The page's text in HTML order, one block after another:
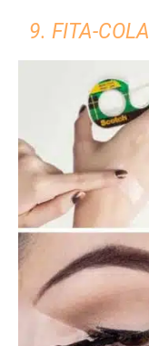
9. FITA-COLA